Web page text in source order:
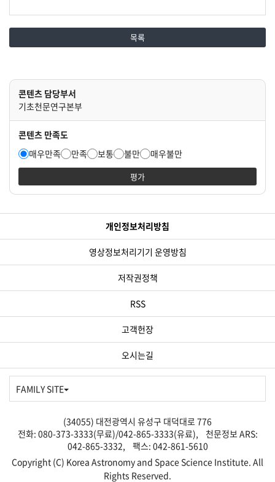
목록
콘텐츠 담당부서
기초천문연구본부
콘텐츠 만족도
매우만족
만족 보통 불만 매우불만
평가
개인정보처리방침
영상정보처리기기 운영방침
저작권정책
RSS
고객헌장
오시는길
FAMILY SITE
(34055) 대전광역시 유성구 대덕대로 776
전화: 080-373-3333(무료)/042-865-3333(유료), 천문정보 ARS:
042-865-3332, 팩스: 042-861-5610
Copyright (C) Korea Astronomy and Space Science Institute. All
Rights Reserved.